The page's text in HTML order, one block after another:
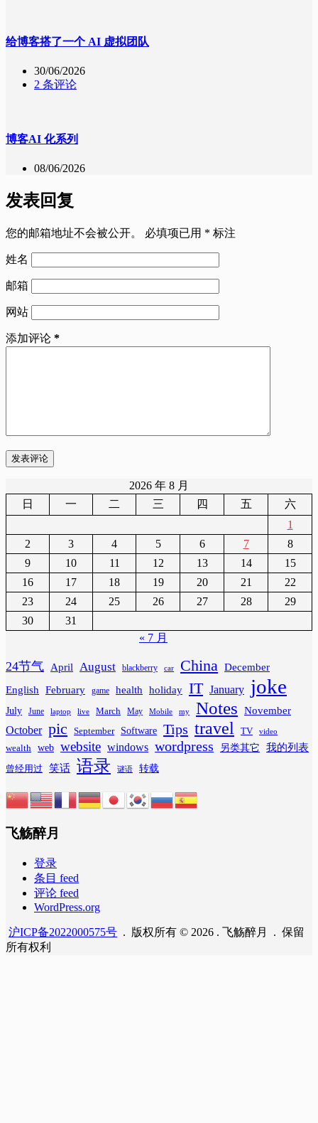
给博客搭了一个 AI 虚拟团队
30/06/2026
2 条评论
博客AI 化系列
08/06/2026
发表回复
您的邮箱地址不会被公开。 必填项已用 * 标注
姓名
邮箱
网站
添加评论 *
发表评论
2026 年 8 月
日
一 二 三 四 五
六
1
2
3 4 5 6 7
8
9
10 11 12 13 14
15
16
17 18 19 20 21
22
23
24 25 26 27 28
29
30
31
« 7 月
24节气 April August blackberry car China
December
English
February game health holiday IT January joke
July June laptop live March May Mobile my Notes November
October pic September Software Tips travel TV video
wealth web website windows wordpress 另类其它 我的列表
曾经用过 笑话 语录 谜语 转载
飞觞醉月
登录
条目 feed
评论 feed
WordPress.org
沪ICP备2022000575号 . 版权所有 © 2026 . 飞觞醉月 . 保留
所有权利